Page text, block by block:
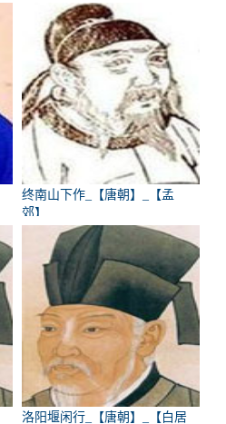
终南山下作_【唐朝】_【孟
郊】
洛阳堰闲行_【唐朝】_【白居